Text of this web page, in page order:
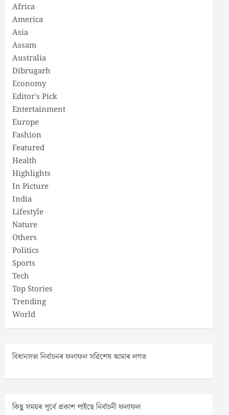
Africa
America
Asia
Assam
Australia
Dibrugarh
Economy
Editor's Pick
Entertainment
Europe
Fashion
Featured
Health
Highlights
In Picture
India
Lifestyle
Nature
Others
Politics
Sports
Tech
Top Stories
Trending
World
বিধানসভা নিৰ্বাচনৰ ফলাফল সৱিশেষ আমাৰ লগত
কিছু সময়ৰ পূৰ্বে প্ৰকাশ পাইছে নিৰ্বাচনী ফলাফল